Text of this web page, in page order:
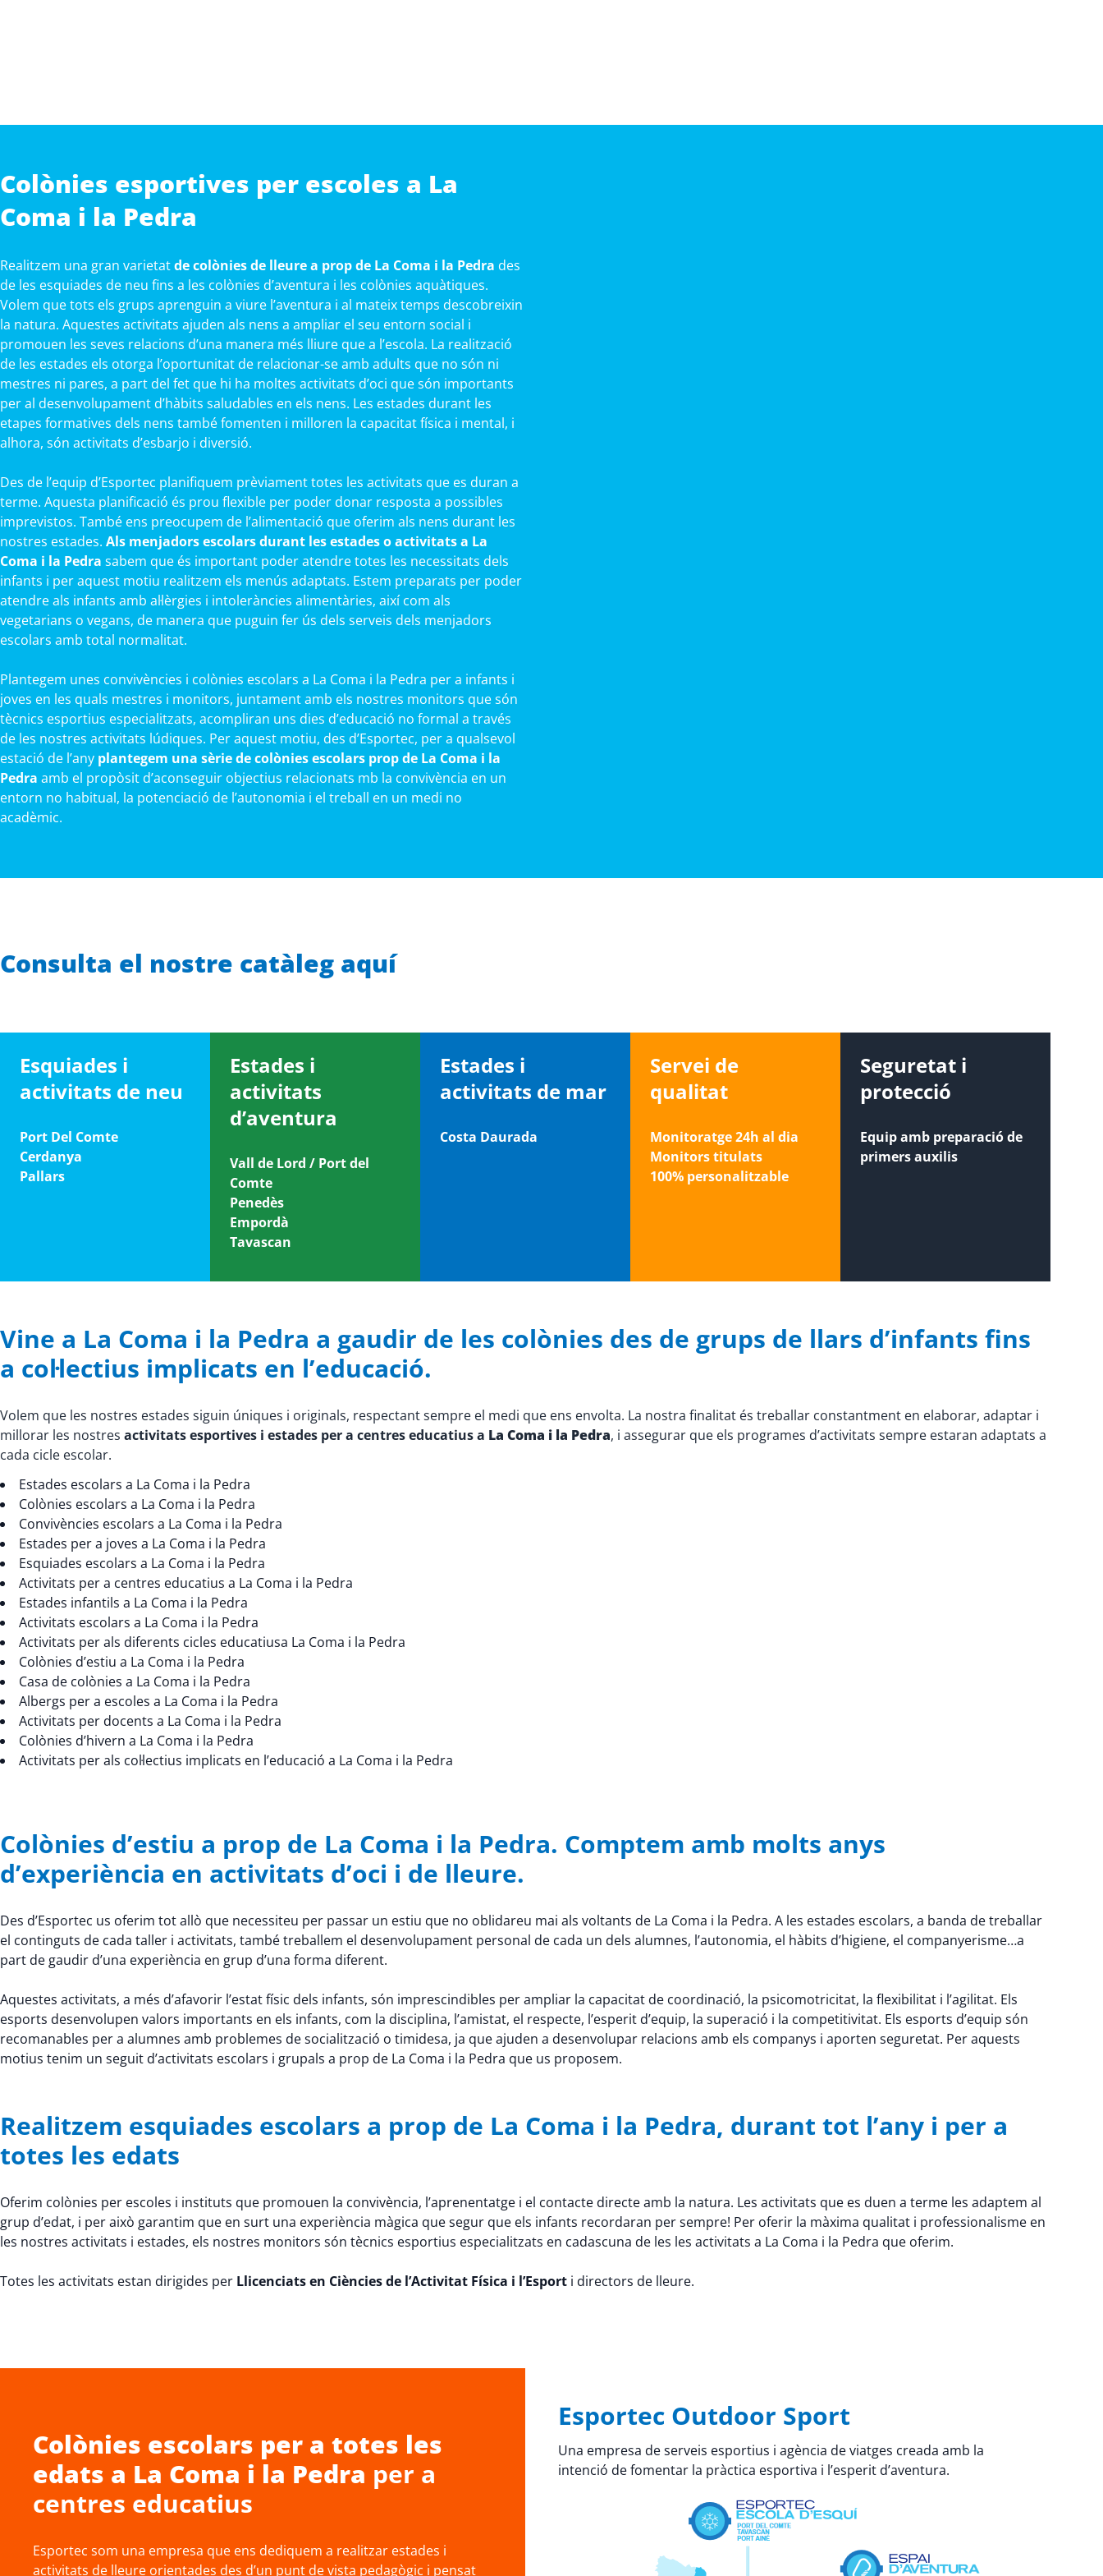
Colònies esportives per escoles a La
Coma i la Pedra
Realitzem una gran varietatde colònies de lleure a prop de La Coma i la Pedra des
de les esquiades de neu fins a les colònies d’aventura i les colònies aquàtiques.
Volem que tots els grups aprenguin a viure l’aventura i al mateix temps descobreixin
la natura. Aquestes activitats ajuden als nens a ampliar el seu entorn social i
promouen les seves relacions d’una manera més lliure que a l’escola. La realització
de les estades els otorga l’oportunitat de relacionar-se amb adults que no són ni
mestres ni pares, a part del fet que hi ha moltes activitats d’oci que són importants
per al desenvolupament d’hàbits saludables en els nens. Les estades durant les
etapes formatives dels nens també fomenten i milloren la capacitat física i mental, i
alhora, són activitats d’esbarjo i diversió.
Des de l’equip d’Esportec planifiquem prèviament totes les activitats que es duran a
terme. Aquesta planificació és prou flexible per poder donar resposta a possibles
imprevistos. També ens preocupem de l’alimentació que oferim als nens durant les
nostres estades. Als menjadors escolars durant les estades o activitats a La
Coma i la Pedra sabem que és important poder atendre totes les necessitats dels
infants i per aquest motiu realitzem els menús adaptats. Estem preparats per poder
atendre als infants amb al·lèrgies i intoleràncies alimentàries, així com als
vegetarians o vegans, de manera que puguin fer ús dels serveis dels menjadors
escolars amb total normalitat.
Plantegem unes convivències i colònies escolars a La Coma i la Pedra per a infants i
joves en les quals mestres i monitors, juntament amb els nostres monitors que són
tècnics esportius especialitzats, acompliran uns dies d’educació no formal a través
de les nostres activitats lúdiques. Per aquest motiu, des d’Esportec, per a qualsevol
estació de l’any plantegem una sèrie de colònies escolars prop de La Coma i la
Pedra amb el propòsit d’aconseguir objectius relacionats mb la convivència en un
entorn no habitual, la potenciació de l’autonomia i el treball en un medi no
acadèmic.
Consulta el nostre catàleg aquí
Esquiades i
activitats de neu
Port Del Comte
Cerdanya
Pallars
Estades i
activitats
d’aventura
Vall de Lord / Port del
Comte
Penedès
Empordà
Tavascan
Estades i
activitats de mar
Costa Daurada
Servei de
qualitat
Monitoratge 24h al dia
Monitors titulats
100% personalitzable
Seguretat i
protecció
Equip amb preparació de
primers auxilis
Vine a La Coma i la Pedra a gaudir de les colònies des de grups de llars d’infants fins
a col·lectius implicats en l’educació.
Volem que les nostres estades siguin úniques i originals, respectant sempre el medi que ens envolta. La nostra finalitat és treballar constantment en elaborar, adaptar i
millorar les nostres activitats esportives i estades per a centres educatius a La Coma i la Pedra, i assegurar que els programes d’activitats sempre estaran adaptats a
cada cicle escolar.
Estades escolars a La Coma i la Pedra
Colònies escolars a La Coma i la Pedra
Convivències escolars a La Coma i la Pedra
Estades per a joves a La Coma i la Pedra
Esquiades escolars a La Coma i la Pedra
Activitats per a centres educatius a La Coma i la Pedra
Estades infantils a La Coma i la Pedra
Activitats escolars a La Coma i la Pedra
Activitats per als diferents cicles educatiusa La Coma i la Pedra
Colònies d’estiu a La Coma i la Pedra
Casa de colònies a La Coma i la Pedra
Albergs per a escoles a La Coma i la Pedra
Activitats per docents a La Coma i la Pedra
Colònies d’hivern a La Coma i la Pedra
Activitats per als col·lectius implicats en l’educació a La Coma i la Pedra
Colònies d’estiu a prop de La Coma i la Pedra. Comptem amb molts anys
d’experiència en activitats d’oci i de lleure.
Des d’Esportec us oferim tot allò que necessiteu per passar un estiu que no oblidareu mai als voltants de La Coma i la Pedra. A les estades escolars, a banda de treballar
el continguts de cada taller i activitats, també treballem el desenvolupament personal de cada un dels alumnes, l’autonomia, el hàbits d’higiene, el companyerisme…a
part de gaudir d’una experiència en grup d’una forma diferent.
Aquestes activitats, a més d’afavorir l’estat físic dels infants, són imprescindibles per ampliar la capacitat de coordinació, la psicomotricitat, la flexibilitat i l’agilitat. Els
esports desenvolupen valors importants en els infants, com la disciplina, l’amistat, el respecte, l’esperit d’equip, la superació i la competitivitat. Els esports d’equip són
recomanables per a alumnes amb problemes de socialització o timidesa, ja que ajuden a desenvolupar relacions amb els companys i aporten seguretat. Per aquests
motius tenim un seguit d’activitats escolars i grupals a prop de La Coma i la Pedra que us proposem.
Realitzem esquiades escolars a prop de La Coma i la Pedra, durant tot l’any i per a
totes les edats
Oferim colònies per escoles i instituts que promouen la convivència, l’aprenentatge i el contacte directe amb la natura. Les activitats que es duen a terme les adaptem al
grup d’edat, i per això garantim que en surt una experiència màgica que segur que els infants recordaran per sempre! Per oferir la màxima qualitat i professionalisme en
les nostres activitats i estades, els nostres monitors són tècnics esportius especialitzats en cadascuna de les les activitats a La Coma i la Pedra que oferim.
Totes les activitats estan dirigides per Llicenciats en Ciències de l’Activitat Física i l’Esport i directors de lleure.
Colònies escolars per a totes les
edats a La Coma i la Pedra per a
centres educatius
Esportec som una empresa que ens dediquem a realitzar estades i
activitats de lleure orientades des d’un punt de vista pedagògic i pensat
Esportec Outdoor Sport
Una empresa de serveis esportius i agència de viatges creada amb la
intenció de fomentar la pràctica esportiva i l’esperit d’aventura.